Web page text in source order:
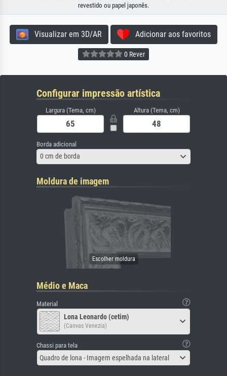
revestido ou papel japonês.
Visualizar em 3D/AR Adicionar aos favoritos
0 Rever
Configurar impressão artística
Largura (Tema, cm) Altura (Tema, cm)
Borda adicional
0 cm de borda
Moldura de imagem
Médio e Maca
Material
Lona Leonardo (cetim)
(Canvas Venezia)
Chassi para tela
Quadro de lona - Imagem espelhada na lateral